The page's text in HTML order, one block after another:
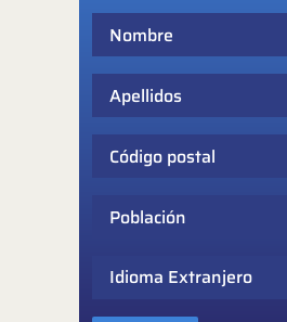
Idioma Extranjero